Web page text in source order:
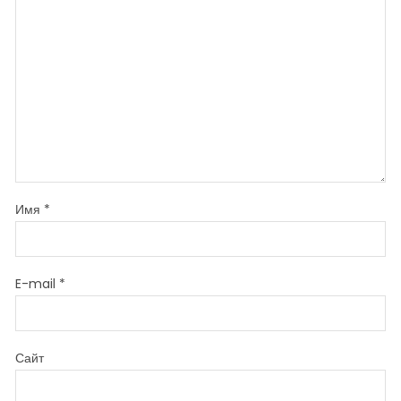
Имя *
E-mail *
Сайт